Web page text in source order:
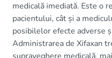
medicală imediată. Este o
pacientului, cât și a
posibilelor efecte adverse
Administrarea de Xifaxan